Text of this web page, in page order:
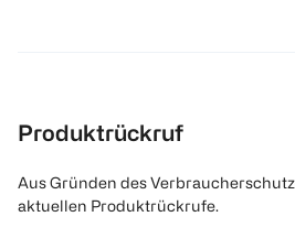
Produktrückruf
Aus Gründen des
aktuellen Produktrückrufe.